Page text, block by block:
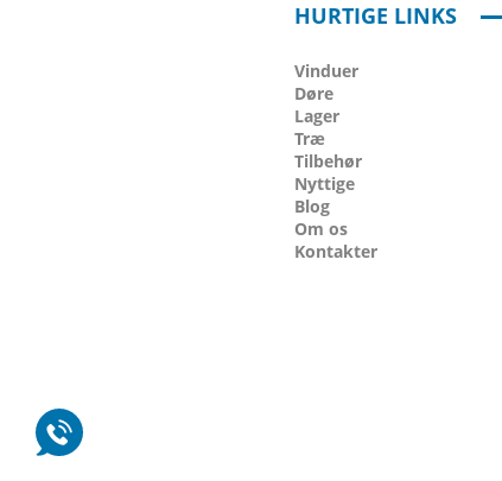
HURTIGE LINKS
Vinduer
Døre
Lager
Træ
Tilbehør
Nyttige
Blog
Om os
Kontakter